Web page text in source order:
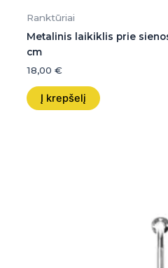
Ranktūriai
Metalinis laikiklis prie
cm
18,00 €
Į krepšelį